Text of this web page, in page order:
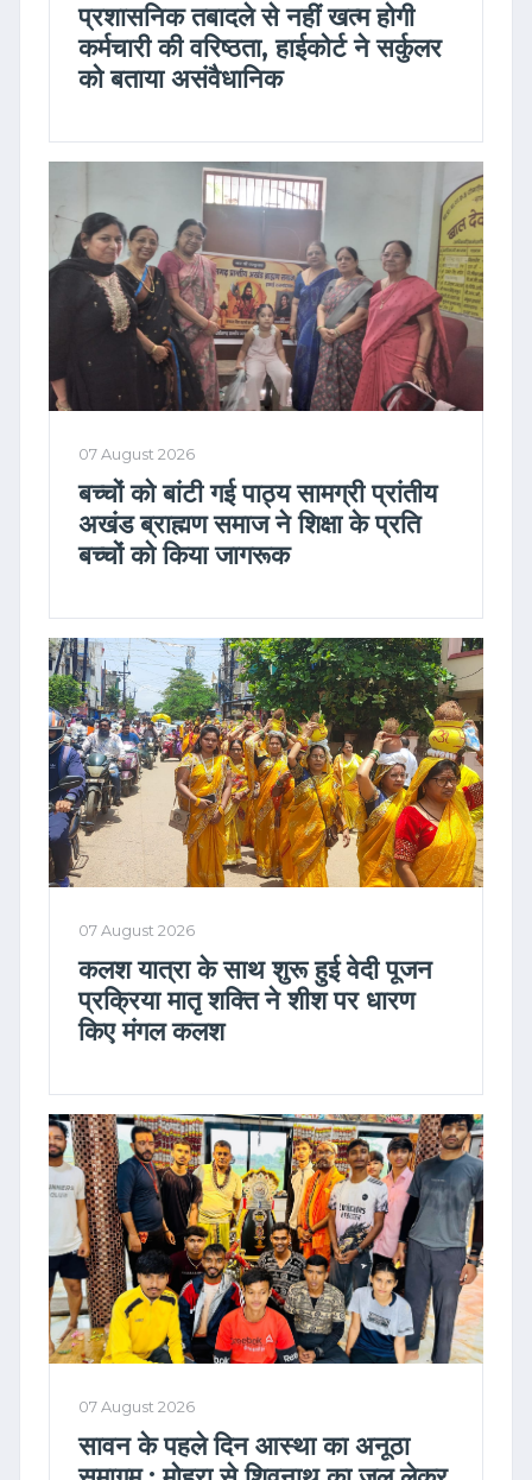
प्रशासनिक तबादले से नहीं खत्म होगी
कर्मचारी की वरिष्ठता, हाईकोर्ट ने सर्कुलर
को बताया असंवैधानिक
07 August 2026
बच्चों को बांटी गई पाठ्य सामग्री प्रांतीय
अखंड ब्राह्मण समाज ने शिक्षा के प्रति
बच्चों को किया जागरूक
07 August 2026
कलश यात्रा के साथ शुरू हुई वेदी पूजन
प्रक्रिया मातृ शक्ति ने शीश पर धारण
किए मंगल कलश
07 August 2026
सावन के पहले दिन आस्था का अनूठा